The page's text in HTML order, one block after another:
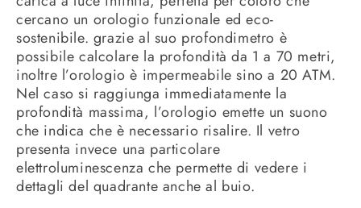
cercano un orologio funzionale ed eco-
sostenibile. grazie al suo profondimetro è
possibile calcolare la profondità da 1 a 70 metri,
inoltre l’orologio è impermeabile sino a 20 ATM.
Nel caso si raggiunga immediatamente la
profondità massima, l’orologio emette un suono
che indica che è necessario risalire. Il vetro
presenta invece una particolare
elettroluminescenza che permette di vedere i
dettagli del quadrante anche al buio.